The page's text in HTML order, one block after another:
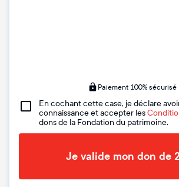
Paiement 100% sécurisé
En cochant cette case, je déclare
connaissance et accepter les
dons de la Fondation du patrimoine.
Je valide mon don de